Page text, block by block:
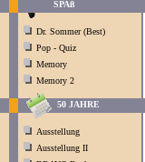
SPAß
Dr. Sommer (Best)
Pop - Quiz
Memory
Memory 2
50 JAHRE
Ausstellung
Ausstellung II